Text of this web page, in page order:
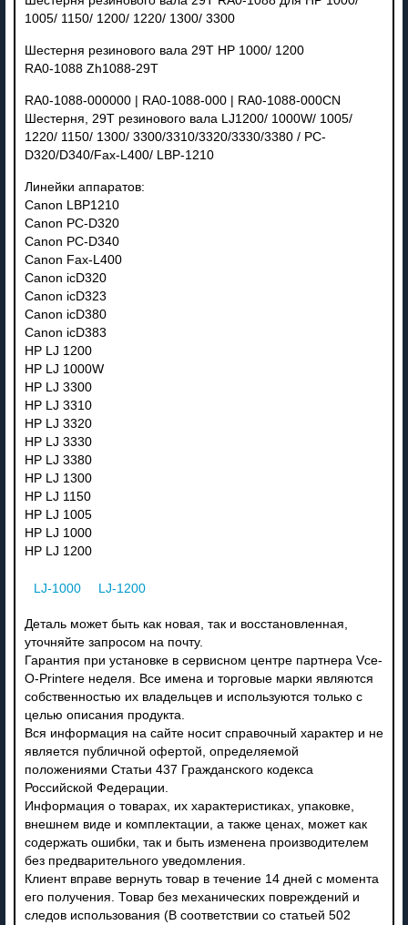
1005/ 1150/ 1200/ 1220/ 1300/ 3300
Шестерня резинового вала 29T HP 1000/ 1200
RA0-1088 Zh1088-29T
RA0-1088-000000 | RA0-1088-000 | RA0-1088-000CN
Шестерня, 29T резинового вала LJ1200/ 1000W/ 1005/
1220/ 1150/ 1300/ 3300/3310/3320/3330/3380 / PC-
D320/D340/Fax-L400/ LBP-1210
Линейки аппаратов:
Canon LBP1210
Canon PC-D320
Canon PC-D340
Canon Fax-L400
Canon icD320
Canon icD323
Canon icD380
Canon icD383
HP LJ 1200
HP LJ 1000W
HP LJ 3300
HP LJ 3310
HP LJ 3320
HP LJ 3330
HP LJ 3380
HP LJ 1300
HP LJ 1150
HP LJ 1005
HP LJ 1000
HP LJ 1200
LJ-1000 LJ-1200
Деталь может быть как новая, так и восстановленная,
уточняйте запросом на почту.
Гарантия при установке в сервисном центре партнера Vce-
O-Printere неделя. Все имена и торговые марки являются
собственностью их владельцев и используются только с
целью описания продукта.
Вся информация на сайте носит справочный характер и не
является публичной офертой, определяемой
положениями Статьи 437 Гражданского кодекса
Российской Федерации.
Информация о товарах, их характеристиках, упаковке,
внешнем виде и комплектации, а также ценах, может как
содержать ошибки, так и быть изменена производителем
без предварительного уведомления.
Клиент вправе вернуть товар в течение 14 дней с момента
его получения. Товар без механических повреждений и
следов использования (В соответствии со статьей 502